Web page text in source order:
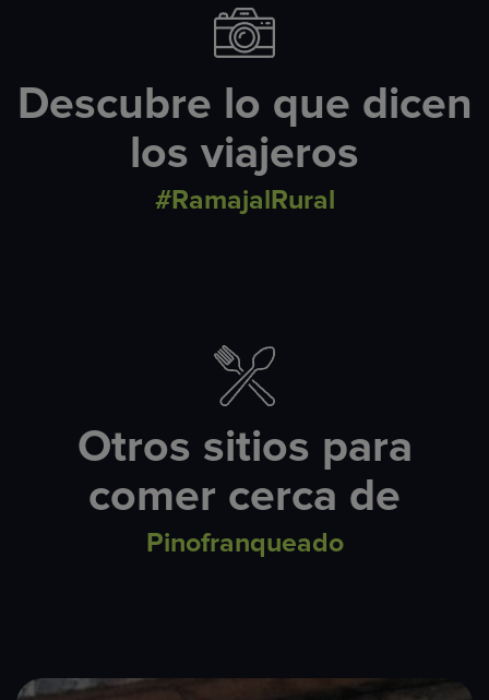
Descubre lo que dicen
los viajeros
#RamajalRural
Otros sitios para
comer cerca de
Pinofranqueado